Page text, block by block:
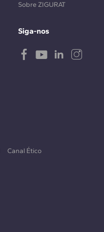
Sobre ZIGURAT
Siga-nos
Canal Ético